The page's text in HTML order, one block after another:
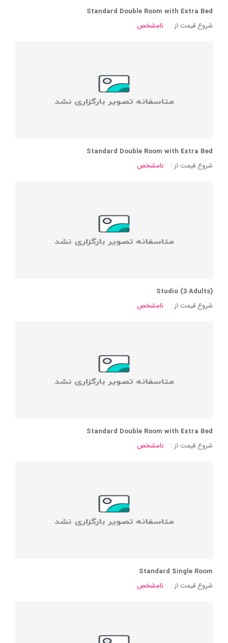
Standard Double Room with Extra Bed
شروع قیمت از :
نامشخص
Standard Double Room with Extra Bed
شروع قیمت از :
نامشخص
Studio (3 Adults)
شروع قیمت از :
نامشخص
Standard Double Room with Extra Bed
شروع قیمت از :
نامشخص
Standard Single Room
شروع قیمت از :
نامشخص